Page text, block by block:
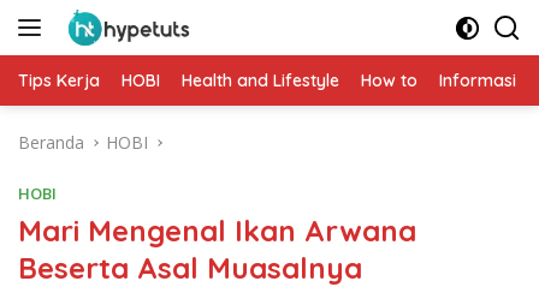
Langsung
Tips Kerja HOBI Health and Lifestyle How to Informasi
Beranda HOBI
HOBI
Mari Mengenal Ikan Arwana
Beserta Asal Muasalnya